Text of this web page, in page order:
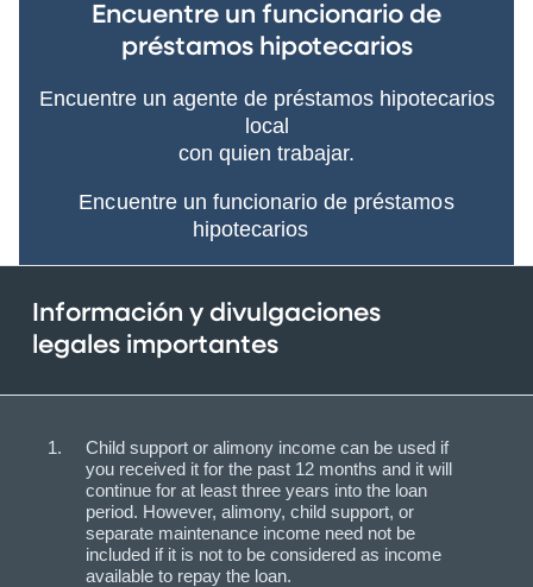
Encuentre un funcionario de
préstamos hipotecarios
Encuentre un agente de préstamos hipotecarios
local
con quien trabajar.
Encuentre un funcionario de préstamos
hipotecarios
Información y divulgaciones
legales importantes
Child support or alimony income can be used if
you received it for the past 12 months and it will
continue for at least three years into the loan
period. However, alimony, child support, or
separate maintenance income need not be
included if it is not to be considered as income
available to repay the loan.